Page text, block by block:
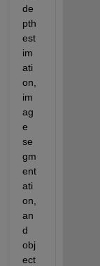
de
pth
est
im
ati
on,
im
ag
e
se
gm
ent
ati
on,
an
d
obj
ect